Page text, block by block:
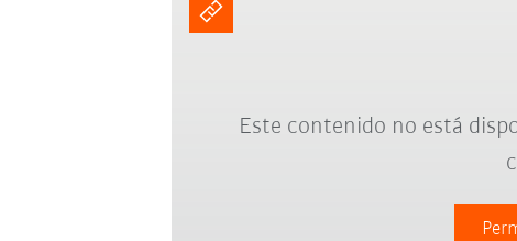
Este contenido no está